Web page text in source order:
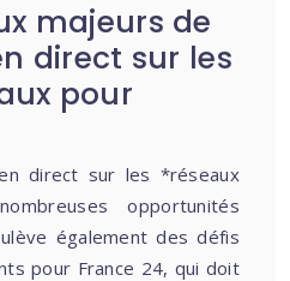
majeurs de
direct sur les
pour
direct sur les *réseaux
opportunités
également des défis
pour France 24, qui doit